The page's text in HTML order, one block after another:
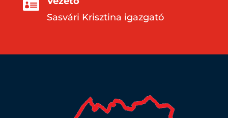

Sasvári Krisztina igazgató